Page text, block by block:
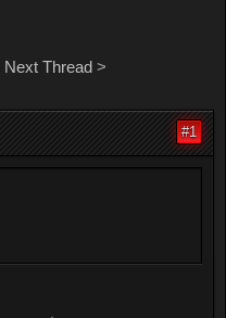
Next Thread>
#1